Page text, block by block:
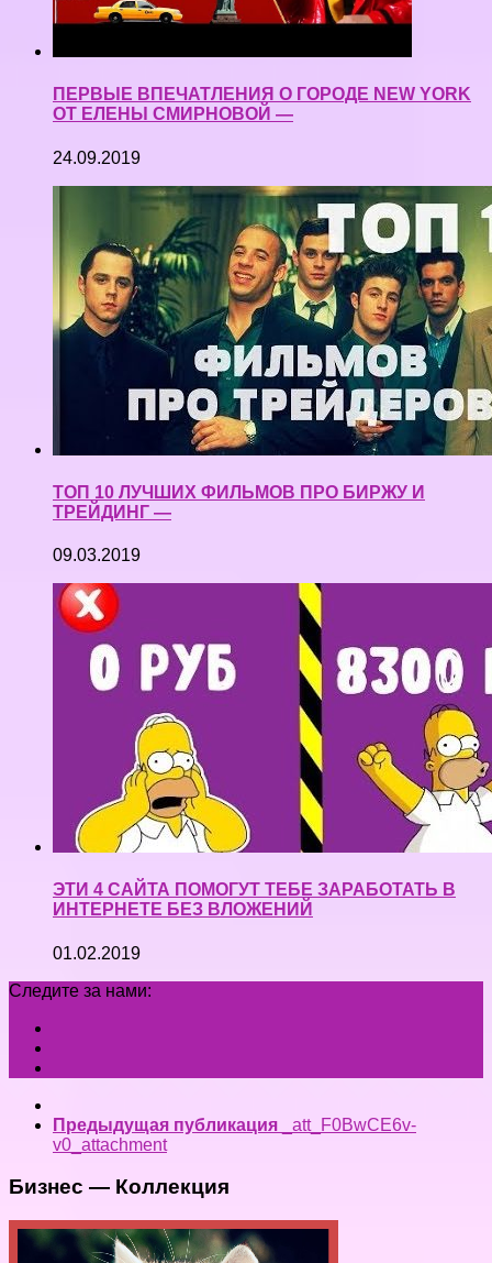
ПЕРВЫЕ ВПЕЧАТЛЕНИЯ О ГОРОДЕ NEW YORK
ОТ ЕЛЕНЫ СМИРНОВОЙ —
24.09.2019
ТОП 10 ЛУЧШИХ ФИЛЬМОВ ПРО БИРЖУ И
ТРЕЙДИНГ —
09.03.2019
ЭТИ 4 САЙТА ПОМОГУТ ТЕБЕ ЗАРАБОТАТЬ В
ИНТЕРНЕТЕ БЕЗ ВЛОЖЕНИЙ
01.02.2019
Следите за нами:
Предыдущая публикация
_att_F0BwCE6v-
v0_attachment
Бизнес — Коллекция